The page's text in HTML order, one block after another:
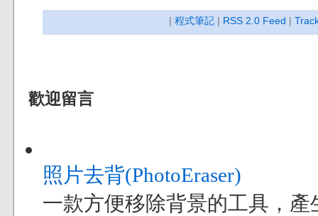
| 程式筆記 | RSS 2.0 Feed |
歡迎留言
照片去背(PhotoEraser)
一款方便移除背景的工具，